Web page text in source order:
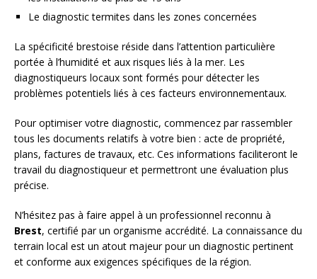
Le diagnostic termites dans les zones concernées
La spécificité brestoise réside dans l’attention particulière
portée à l’humidité et aux risques liés à la mer. Les
diagnostiqueurs locaux sont formés pour détecter les
problèmes potentiels liés à ces facteurs environnementaux.
Pour optimiser votre diagnostic, commencez par rassembler
tous les documents relatifs à votre bien : acte de propriété,
plans, factures de travaux, etc. Ces informations faciliteront le
travail du diagnostiqueur et permettront une évaluation plus
précise.
N’hésitez pas à faire appel à un professionnel reconnu à
Brest, certifié par un organisme accrédité. La connaissance du
terrain local est un atout majeur pour un diagnostic pertinent
et conforme aux exigences spécifiques de la région.